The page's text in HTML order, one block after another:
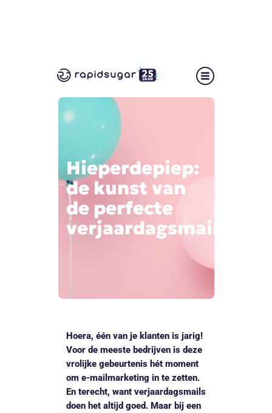
Hieperdepiep:
de kunst van
de perfecte
verjaardagsmail
Hoera, één van je klanten is jarig!
Voor de meeste bedrijven is deze
vrolijke gebeurtenis hét moment
om e-mailmarketing in te zetten.
En terecht, want verjaardagsmails
doen het altijd goed. Maar bij een